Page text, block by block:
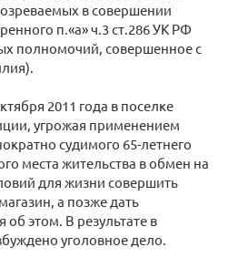
в совершении
п.«а» ч.3 ст.286 УК РФ
полномочий, совершенное с
2011 года в поселке
угрожая применением
судимого 65-летнего
места жительства в обмен на
для жизни совершить
а позже дать
этом. В результате в
уголовное дело.